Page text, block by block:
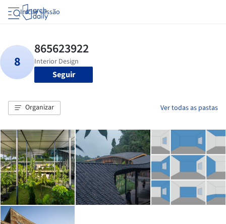
Iniciar sessão
Seguir
Organizar Ver todas as pastas